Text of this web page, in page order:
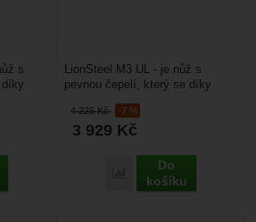
s
díky
4 225Kč -7 %
3 929 Kč
Porovnat
Do
košíku
LionSteel M3 UL - je nůž s
pevnou čepelí, který se díky
nosí, a přesto je...